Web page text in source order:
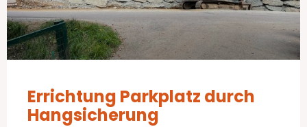
Errichtung Parkplatz durch
Hangsicherung